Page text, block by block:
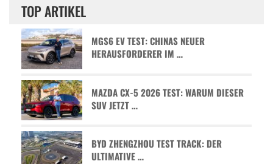
TOP ARTIKEL
MGS6 EV TEST: CHINAS NEUER
HERAUSFORDERER IM …
MAZDA CX-5 2026 TEST: WARUM DIESER
SUV JETZT …
BYD ZHENGZHOU TEST TRACK: DER
ULTIMATIVE …